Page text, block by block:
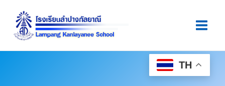
Content
TH
Navigation